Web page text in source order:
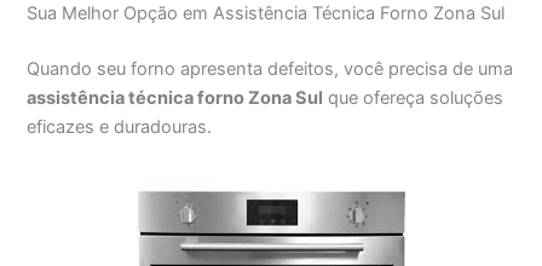
Sua Melhor Opção em Assistência Técnica Forno Zona Sul
Quando seu forno apresenta defeitos, você precisa de uma
assistência técnica forno Zona Sul que ofereça soluções
eficazes e duradouras.